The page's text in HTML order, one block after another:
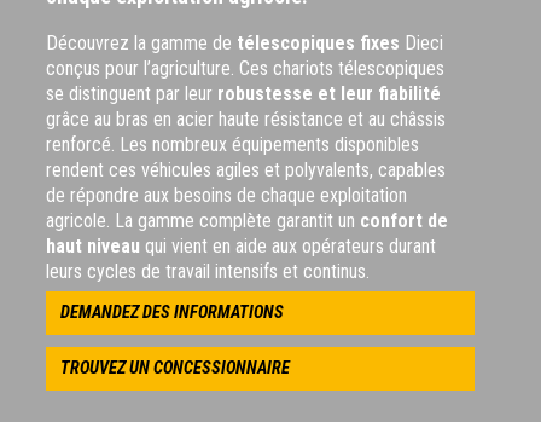
Découvrez la gamme de télescopiques fixes Dieci
conçus pour l’agriculture. Ces chariots télescopiques
se distinguent par leur robustesse et leur fiabilité
grâce au bras en acier haute résistance et au châssis
renforcé. Les nombreux équipements disponibles
rendent ces véhicules agiles et polyvalents, capables
de répondre aux besoins de chaque exploitation
agricole. La gamme complète garantit un confort de
haut niveau qui vient en aide aux opérateurs durant
leurs cycles de travail intensifs et continus.
DEMANDEZ DES INFORMATIONS
TROUVEZ UN CONCESSIONNAIRE